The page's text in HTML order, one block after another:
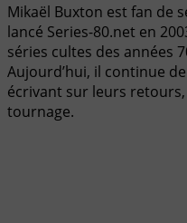
Mikaël Buxton est fan de
lancé Series-80.net en
séries cultes des années
Aujourd’hui, il continue
écrivant sur leurs
tournage.